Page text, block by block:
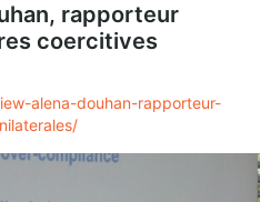
rapporteur
coercitives
alena-douhan-rapporteur-